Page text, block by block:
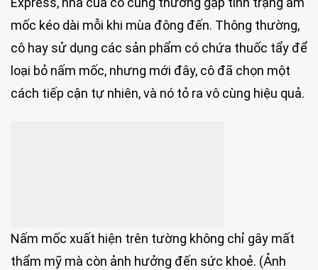
mốc kéo dài mỗi khi mùa đông đến. Thông thường,
cô hay sử dụng các sản phẩm có chứa thuốc tẩy để
loại bỏ nấm mốc, nhưng mới đây, cô đã chọn một
cách tiếp cận tự nhiên, và nó tỏ ra vô cùng hiệu quả.
Nấm mốc xuất hiện trên tường không chỉ gây mất
thẩm mỹ mà còn ảnh hưởng đến sức khoẻ. (Ảnh